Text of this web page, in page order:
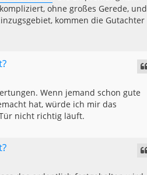
ohne großes Gerede, und
kommen die Gutachter
Wenn jemand schon gute
hat, würde ich mir das
nicht richtig läuft.